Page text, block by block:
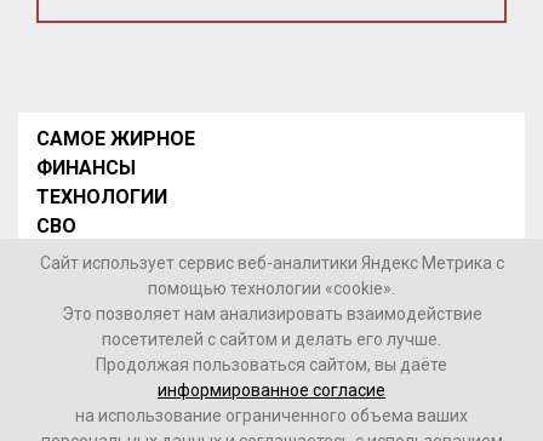
САМОЕ ЖИРНОЕ
ФИНАНСЫ
ТЕХНОЛОГИИ
СВО
НОВОСТИ В МИРЕ
НОВОСТИ РОССИИ
Контакты
© 2026 Интернет-газета «МедиаЖир» -Согласие
пользователя на обработку данных
Сайт использует сервис веб-аналитики Яндекс Метрика с
помощью технологии «cookie».
Это позволяет нам анализировать взаимодействие
посетителей с сайтом и делать его лучше.
Продолжая пользоваться сайтом, вы даёте
информированное согласие
на использование ограниченного объема ваших